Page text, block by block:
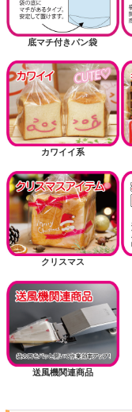
底マチ付きパン袋
カワイイ系
クリスマス
送風機関連商品